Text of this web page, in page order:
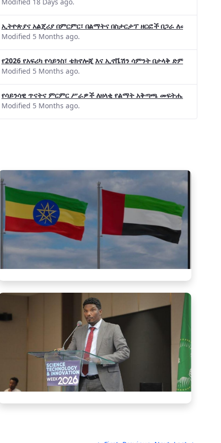
ኢትዮጵያና አልጄሪያ በምርምር፣ በልማትና በስታርታፕ ዘርፎች በጋራ ለመስራት መከሩ፡፡
Modified 5 Months ago.
የ2026 የአፍሪካ የሳይንስ፣ ቴክኖሎጂ እና ኢኖቬሽን ሳምንት በታላቅ ድምቀት
Modified 5 Months ago.
የሳይንሳዊ ጥናትና ምርምር ሥራዎች ለዘላቂ የልማት አቅጣጫ መፍትሔ ጠቋሚ
Modified 5 Months ago.